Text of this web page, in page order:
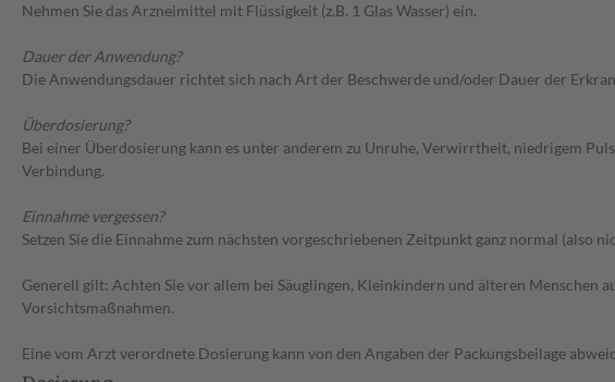
Nehmen Sie das Arzneimittel mit Flüssigkeit (z.B. 1 Glas Wasser) ein.
Dauer der Anwendung?
Die Anwendungsdauer richtet sich nach Art der Beschwerde und/oder Dauer der
Überdosierung?
Bei einer Überdosierung kann es unter anderem zu Unruhe, Verwirrtheit, niedrigem
Verbindung.
Einnahme vergessen?
Setzen Sie die Einnahme zum nächsten vorgeschriebenen Zeitpunkt ganz normal (also
Generell gilt: Achten Sie vor allem bei Säuglingen, Kleinkindern und älteren
Vorsichtsmaßnahmen.
Eine vom Arzt verordnete Dosierung kann von den Angaben der Packungsbeilage